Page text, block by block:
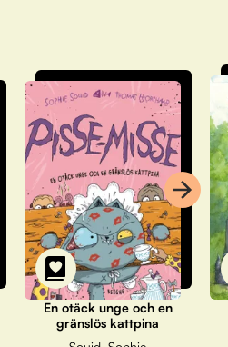
En otäck unge och en
gränslös kattpina